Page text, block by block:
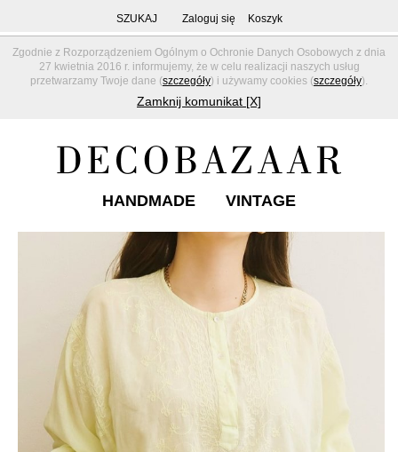
Zgodnie z Rozporządzeniem Ogólnym o Ochronie Danych Osobowych z dnia
27 kwietnia 2016 r. informujemy, że w celu realizacji naszych usług
przetwarzamy Twoje dane (szczegóły) i używamy cookies (szczegóły).
Zamknij komunikat [X]
SZUKAJ Zaloguj się Koszyk
HANDMADE VINTAGE